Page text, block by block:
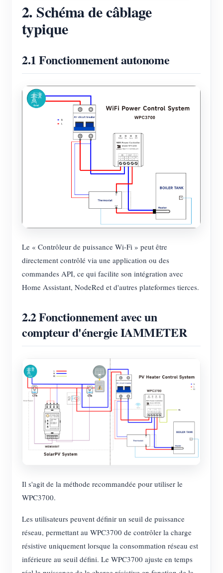
2. Schéma de câblage
typique
2.1 Fonctionnement autonome
Le « Contrôleur de puissance Wi-Fi » peut être
directement contrôlé via une application ou des
commandes API, ce qui facilite son intégration avec
Home Assistant, NodeRed et d'autres plateformes tierces.
2.2 Fonctionnement avec un
compteur d'énergie IAMMETER
Il s'agit de la méthode recommandée pour utiliser le
WPC3700.
Les utilisateurs peuvent définir un seuil de puissance
réseau, permettant au WPC3700 de contrôler la charge
résistive uniquement lorsque la consommation réseau est
inférieure au seuil défini. Le WPC3700 ajuste en temps